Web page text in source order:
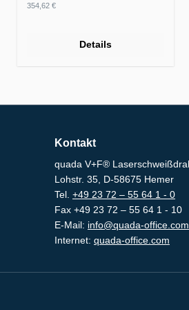
354,62 €
Details
Kontakt
quada V+F®
Lohstr. 35, D-58675 Hemer
Tel. +49 23 72 – 55 64 1 - 0
Fax +49 23 72 – 55 64 1 - 10
E-Mail: info@quada-office.com
Internet: quada-office.com